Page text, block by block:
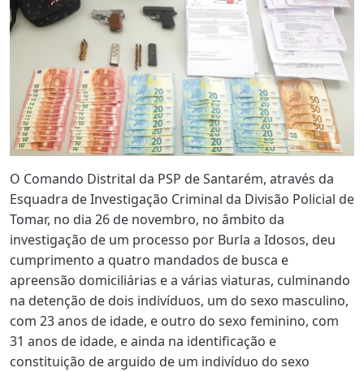
O Comando Distrital da PSP de Santarém, através da
Esquadra de Investigação Criminal da Divisão Policial de
Tomar, no dia 26 de novembro, no âmbito da
investigação de um processo por Burla a Idosos, deu
cumprimento a quatro mandados de busca e
apreensão domiciliárias e a várias viaturas, culminando
na detenção de dois indivíduos, um do sexo masculino,
com 23 anos de idade, e outro do sexo feminino, com
31 anos de idade, e ainda na identificação e
constituição de arguido de um indivíduo do sexo